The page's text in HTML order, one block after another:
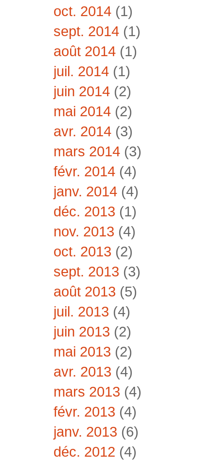
oct. 2014 (1)
sept. 2014 (1)
août 2014 (1)
juil. 2014 (1)
juin 2014 (2)
mai 2014 (2)
avr. 2014 (3)
mars 2014 (3)
févr. 2014 (4)
janv. 2014 (4)
déc. 2013 (1)
nov. 2013 (4)
oct. 2013 (2)
sept. 2013 (3)
août 2013 (5)
juil. 2013 (4)
juin 2013 (2)
mai 2013 (2)
avr. 2013 (4)
mars 2013 (4)
févr. 2013 (4)
janv. 2013 (6)
déc. 2012 (4)